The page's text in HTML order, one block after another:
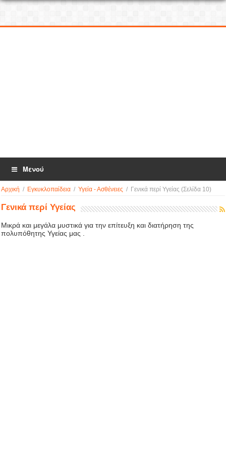
Μενού
Αρχική / Εγκυκλοπαίδεια / Υγεία - Ασθένειες / Γενικά περί Υγείας (Σελίδα 10)
Γενικά περί Υγείας
Μικρά και μεγάλα μυστικά για την επίτευξη και διατήρηση της
πολυπόθητης Υγείας μας .